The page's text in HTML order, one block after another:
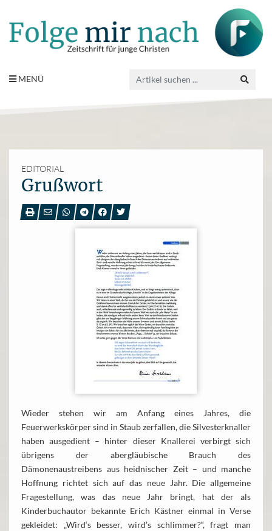
MENÜ
EDITORIAL
Grußwort
Wieder stehen wir am Anfang eines Jahres, die
Feuerwerkskörper sind in Staub zerfallen, die Silvesterknaller
haben ausgedient – hinter dieser Knallerei verbirgt sich
übrigens der abergläubische Brauch des
Dämonenaustreibens aus heidnischer Zeit – und manche
Hoffnung richtet sich auf das neue Jahr. Die allgemeine
Fragestellung, was das neue Jahr bringt, hat der als
Kinderbuchautor bekannte Erich Kästner einmal in Verse
gekleidet: „Wird‘s besser, wird’s schlimmer?“, fragt man